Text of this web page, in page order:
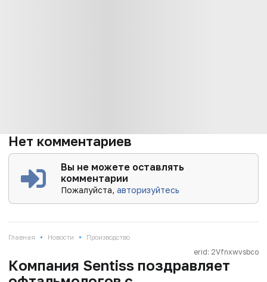
Нет комментариев
Вы не можете оставлять
комментарии
Пожалуйста,авторизуйтесь
Главная • Новости • Производство
erid: 2Vfnxwvsbco
Компания Sentiss поздравляет